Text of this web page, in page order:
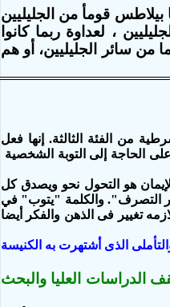
بيلاطس قومأ من الجليليين
، لعداوة ربما كانوا
من سائر الجليليين، أو هم
من الفئة الثالثة. إنها فعل
الحاجة إلى التوبة الشخصية
هو التحول نحو ويصدق كل
التصرف". والكلمة "يتوب" في
تغيير فى الذهن والفكر أيضا
الذى أشتهرت به الكنيسة
الدراسات العليا والبحث